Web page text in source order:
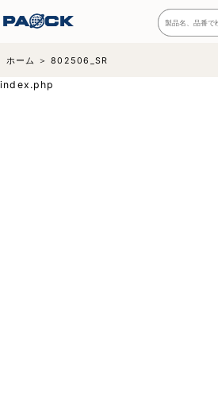
ホーム 802506_SR
index.php